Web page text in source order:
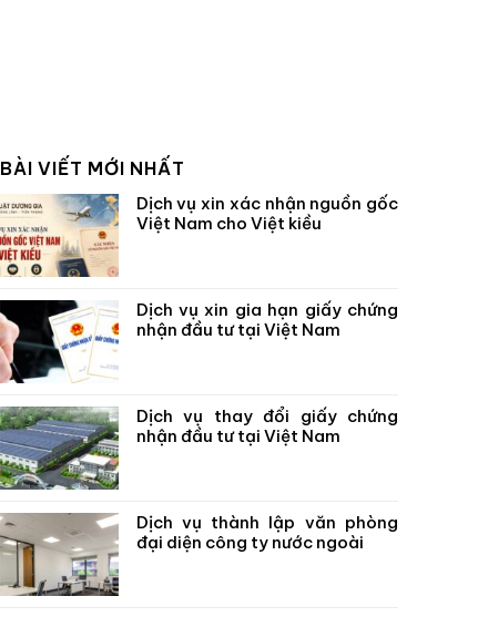
BÀI VIẾT MỚI NHẤT
Dịch vụ xin xác nhận nguồn gốc
Việt Nam cho Việt kiều
Dịch vụ xin gia hạn giấy chứng
nhận đầu tư tại Việt Nam
Dịch vụ thay đổi giấy chứng
nhận đầu tư tại Việt Nam
Dịch vụ thành lập văn phòng
đại diện công ty nước ngoài